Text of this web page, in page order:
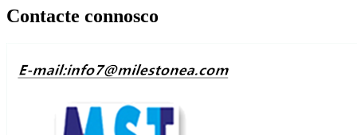
Contacte connosco